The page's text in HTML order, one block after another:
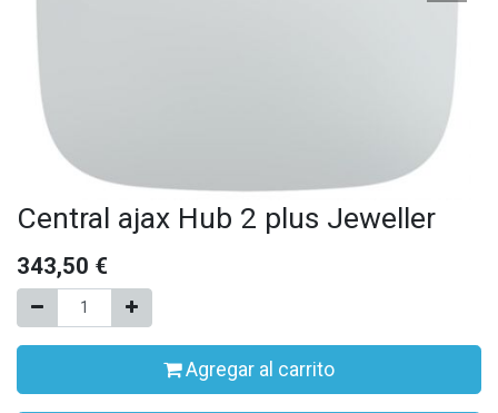
Central ajax Hub 2 plus Jeweller
343,50 €
Agregar al carrito